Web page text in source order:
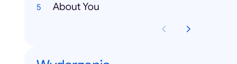
About You